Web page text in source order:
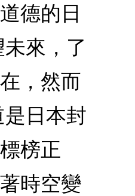
德的日
來，了
，然而
日本封
榜正
時空變